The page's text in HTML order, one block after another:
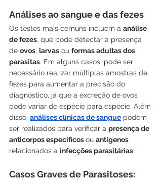
Análises ao sangue e das fezes
Os testes mais comuns incluem a análise
de fezes, que pode detectar a presença
de ovos, larvas ou formas adultas dos
parasitas. Em alguns casos, pode ser
necessário realizar múltiplas amostras de
fezes para aumentar a precisão do
diagnóstico, já que a excreção de ovos
pode variar de espécie para espécie. Além
disso, análises clínicas de sangue podem
ser realizados para verificar a presença de
anticorpos específicos ou antígenos
relacionados a infecções parasitárias.
Casos Graves de Parasitoses: